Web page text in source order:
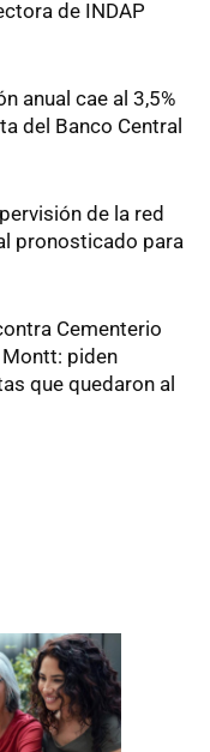
de INDAP
anual cae al 3,5%
del Banco Central
de la red
pronosticado para
Cementerio
piden
que quedaron al